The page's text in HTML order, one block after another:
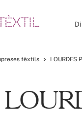
tèxtils LOURDES